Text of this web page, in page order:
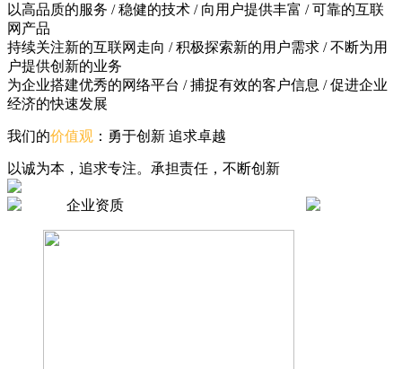
以高品质的服务 / 稳健的技术 / 向用户提供丰富 / 可靠的互联
网产品
持续关注新的互联网走向 / 积极探索新的用户需求 / 不断为用
户提供创新的业务
为企业搭建优秀的网络平台 / 捕捉有效的客户信息 / 促进企业
经济的快速发展
我们的价值观 ：勇于创新 追求卓越
以诚为本，追求专注。承担责任，不断创新
企业资质